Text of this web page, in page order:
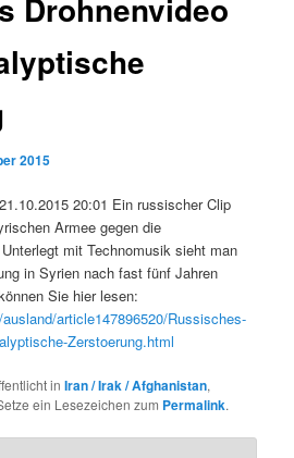
Drohnenvideo
2015
20:01 Ein russischer Clip
Armee gegen die
mit Technomusik sieht man
in Syrien nach fast fünf Jahren
Sie hier lesen:
article147896520/Russisches-
Zerstoerung.html
inIran / Irak / Afghanistan,
ein Lesezeichen zum Permalink.